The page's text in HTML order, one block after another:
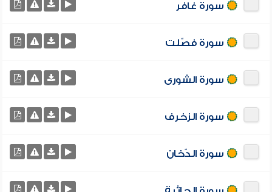
سورة غافر
سورة فصّلت
سورة الشورى
سورة الزخرف
سورة الدّخان